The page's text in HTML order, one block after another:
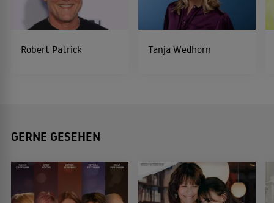
Robert Patrick Tanja Wedhorn
GERNE GESEHEN